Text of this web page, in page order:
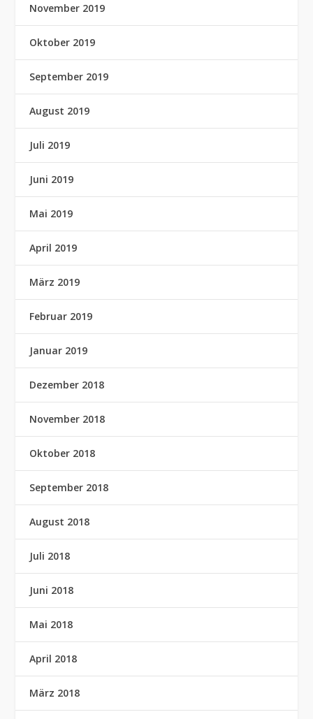
November 2019
Oktober 2019
September 2019
August 2019
Juli 2019
Juni 2019
Mai 2019
April 2019
März 2019
Februar 2019
Januar 2019
Dezember 2018
November 2018
Oktober 2018
September 2018
August 2018
Juli 2018
Juni 2018
Mai 2018
April 2018
März 2018